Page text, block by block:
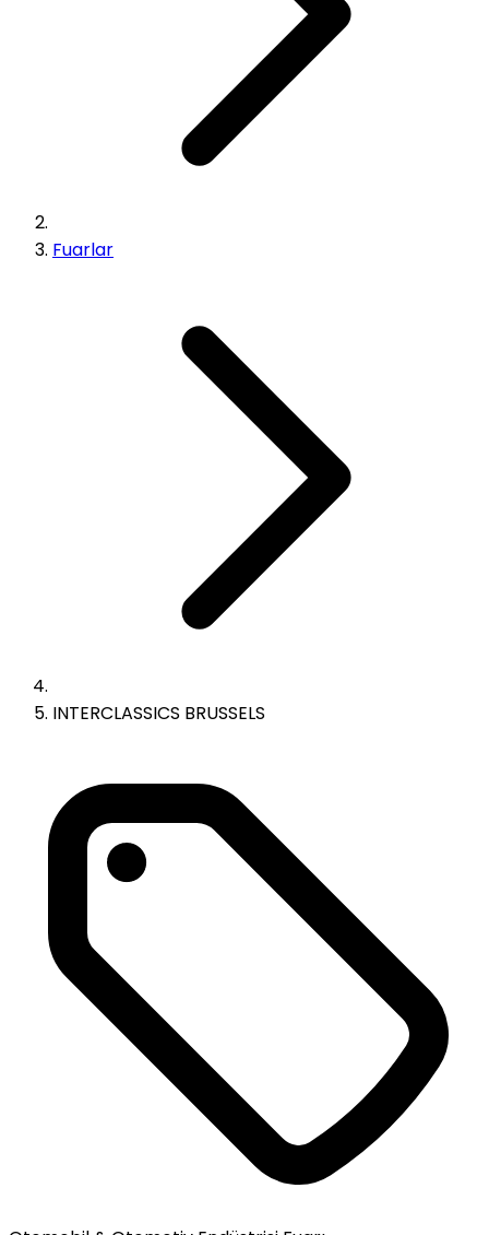
Fuarlar
INTERCLASSICS BRUSSELS